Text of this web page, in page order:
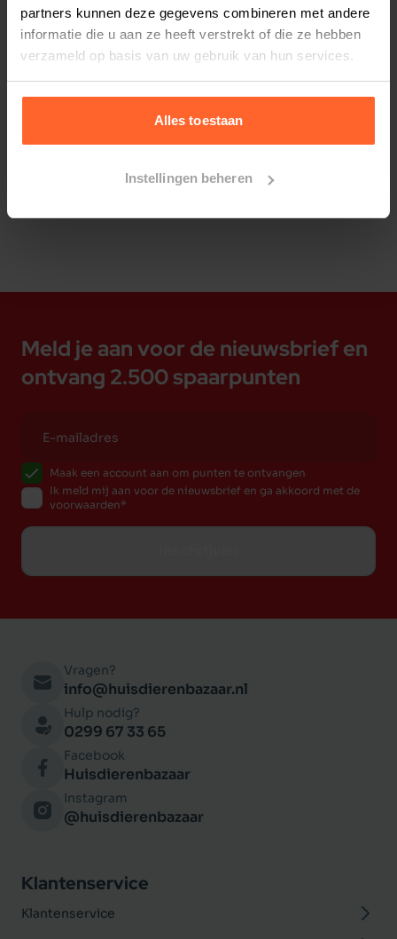
partners kunnen deze gegevens combineren met andere
informatie die u aan ze heeft verstrekt of die ze hebben
verzameld op basis van uw gebruik van hun services.
Alles toestaan
Instellingen beheren
35 cmElke
8 weken
Elke
10 weken
Elke
12 weken
Meld je aan voor de nieuwsbrief en
ontvang 2.500 spaarpunten
Maak een account aan om punten te ontvangen
Ik meld mij aan voor de nieuwsbrief en ga akkoord met de
voorwaarden
Vragen?
info@huisdierenbazaar.nl
Hulp nodig?
0299 67 33 65
Facebook
Huisdierenbazaar
Instagram
@huisdierenbazaar
Klantenservice
Klantenservice